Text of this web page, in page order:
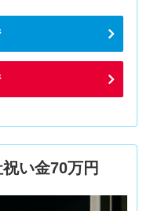
い金70万円